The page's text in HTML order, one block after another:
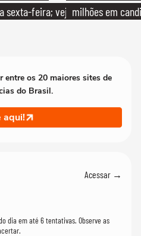
sexta-feira; veja milhões em
entre os 20 maiores sites de
do Brasil.
aqui!
Acessar →
dia em até 6 tentativas. Observe as